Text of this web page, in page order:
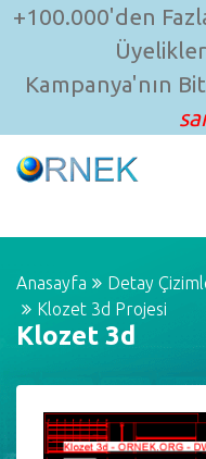
+100.000'den
Kampanya'nın
Anasayfa Detay
Klozet 3d Projesi
Klozet 3d